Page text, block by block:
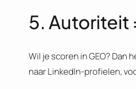
5. Autoriteit
Wil je scoren in GEO? Dan
naar LinkedIn-profielen,